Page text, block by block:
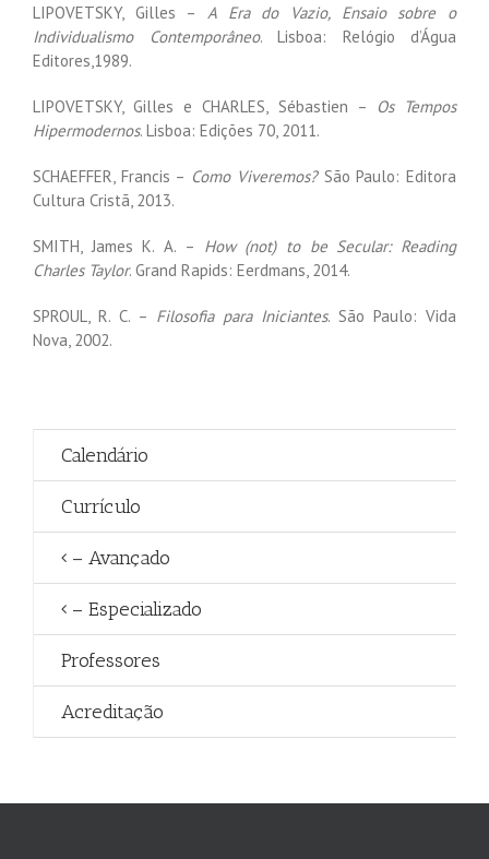
LIPOVETSKY, Gilles – A Era do Vazio, Ensaio sobre o
Individualismo Contemporâneo. Lisboa: Relógio d’Água
Editores,1989.
LIPOVETSKY, Gilles e CHARLES, Sébastien –
Os Tempos
Hipermodernos. Lisboa: Edições 70, 2011.
SCHAEFFER, Francis – Como Viveremos?São Paulo: Editora
Cultura Cristã, 2013.
SMITH, James K. A. – How (not) to be Secular: Reading
Charles Taylor. Grand Rapids: Eerdmans, 2014.
SPROUL, R. C. – Filosofia para Iniciantes. São Paulo: Vida
Nova, 2002.
Calendário
Currículo
– Avançado
– Especializado
Professores
Acreditação